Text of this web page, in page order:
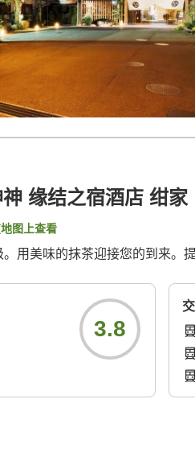
缘结之宿酒店 绀家
图上查看
用美味的抹茶迎接您的到来。
3.8